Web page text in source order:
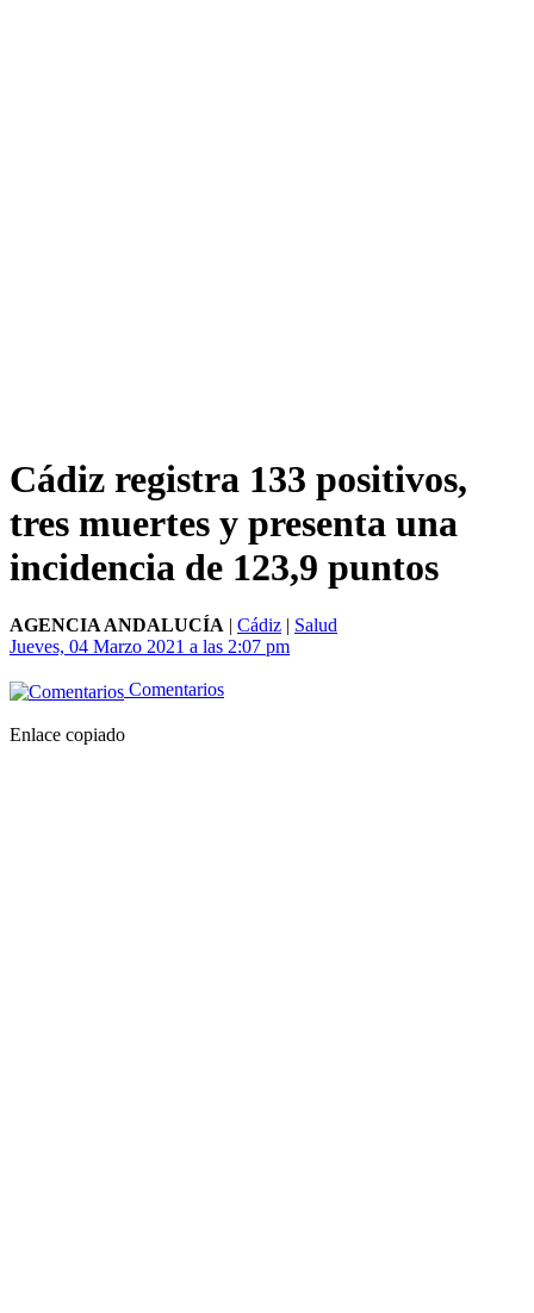
Cádiz registra 133 positivos,
tres muertes y presenta una
incidencia de 123,9 puntos
AGENCIA ANDALUCÍA | Cádiz | Salud
Jueves, 04 Marzo 2021 a las 2:07 pm
Comentarios
Enlace copiado